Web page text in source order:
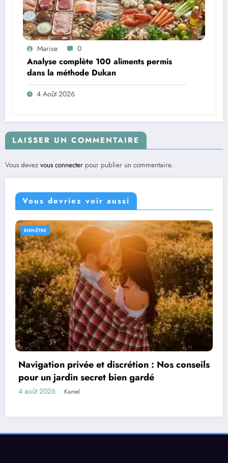
Marise 0
Analyse complète 100 aliments permis
dans la méthode Dukan
4 Août 2026
LAISSER UN COMMENTAIRE
Vous devez vous connecter pour publier un commentaire.
Vous devriez voir aussi
et discrétion : Nos conseils
secret bien gardé
FINANCE
Le cycle